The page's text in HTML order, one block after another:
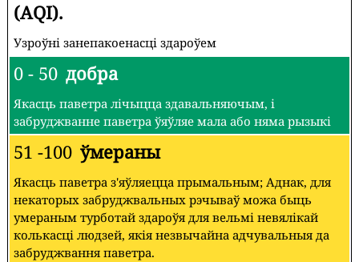
(AQI).
Узроўні занепакоенасці здароўем
0 - 50 добра
Якасць паветра лічыцца здавальняючым, і
забруджванне паветра ўяўляе мала або няма рызыкі
51 -100 ўмераны
Якасць паветра з'яўляецца прымальным; Аднак, для
некаторых забруджвальных рэчываў можа быць
умераным турботай здароўя для вельмі невялікай
колькасці людзей, якія незвычайна адчувальныя да
забруджвання паветра.